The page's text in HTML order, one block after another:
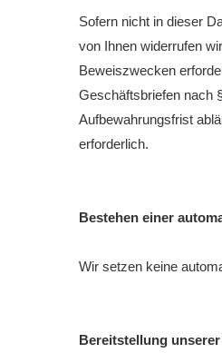
Sofern nicht in dieser
von Ihnen widerrufen
Beweiszwecken
Geschäftsbriefen nach
Aufbewahrungsfrist
erforderlich.
Bestehen einer
Wir setzen keine
Bereitstellung